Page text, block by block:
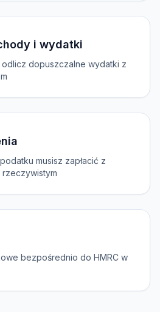
i wydatki
dopuszczalne wydatki z
musisz zapłacić z
bezpośrednio do HMRC w